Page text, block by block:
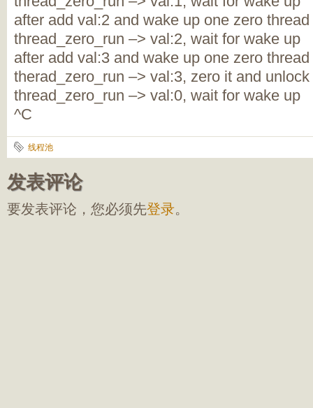
after add val:2 and wake up one zero
thread_zero_run –> val:2, wait for wake up
after add val:3 and wake up one zero
therad_zero_run –> val:3, zero it and unlock
thread_zero_run –> val:0, wait for wake up
^C
线程池
发表评论
要发表评论，您必须先登录。